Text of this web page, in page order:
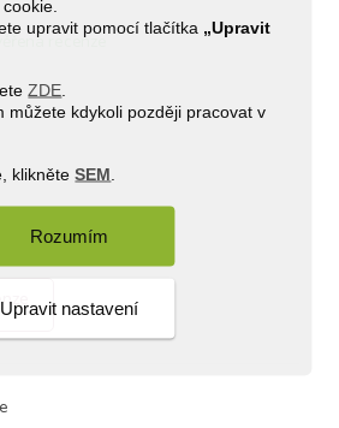
upravit pomocí tlačítka
„Upravit
ZDE
můžete kdykoli později pracovat v
klikněteSEM
Rozumím
Upravit nastavení
recenze